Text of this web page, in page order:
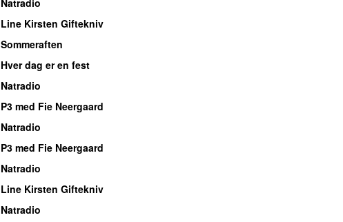
Line Kirsten Giftekniv
Sommeraften
Hver dag er en fest
Natradio
P3 med Fie Neergaard
Natradio
P3 med Fie Neergaard
Natradio
Line Kirsten Giftekniv
Natradio